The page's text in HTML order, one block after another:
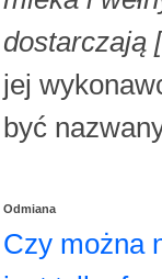
dostarczają
jej
być
Odmiana
Czy można